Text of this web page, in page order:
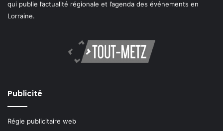
qui publie l’actualité régionale et l’agenda des événements en
Lorraine.
Publicité
Régie publicitaire web